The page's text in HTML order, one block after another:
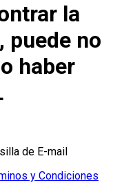
la
puede no
haber
de E-mail
y Condiciones